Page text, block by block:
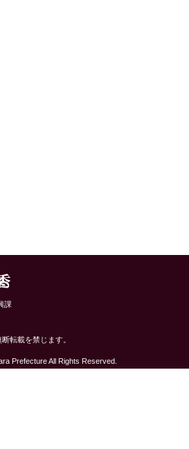
課
転載を禁じます。
Prefecture All Rights Reserved.